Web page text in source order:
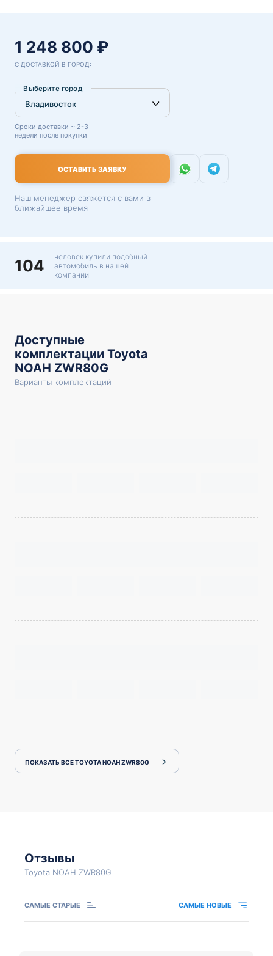
1 248 800 ₽
С ДОСТАВКОЙ В ГОРОД:
Выберите город
Сроки доставки ~ 2-3
недели после покупки
ОСТАВИТЬ ЗАЯВКУ
Наш менеджер свяжется с вами в
ближайшее время
104
человек купили подобный
автомобиль в нашей
компании
Доступные
комплектации Toyota
NOAH ZWR80G
Варианты комплектаций
ПОКАЗАТЬ ВСЕ TOYOTA NOAH ZWR80G
Отзывы
Toyota NOAH ZWR80G
САМЫЕ СТАРЫЕ САМЫЕ НОВЫЕ